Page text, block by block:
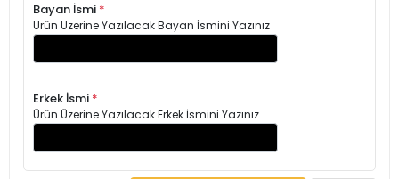
Bayan İsmi *
Ürün Üzerine Yazılacak Bayan İsmini Yazınız
Erkek İsmi *
Ürün Üzerine Yazılacak Erkek İsmini Yazınız